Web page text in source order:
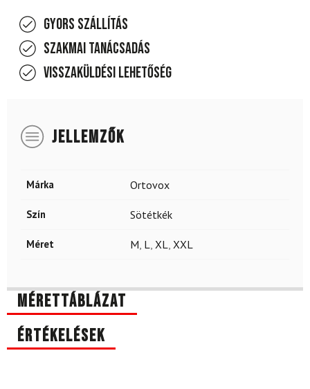
Gyors szállítás
Szakmai tanácsadás
Visszaküldési lehetőség
JELLEMZŐK
Márka Ortovox
Szín Sötétkék
Méret M L XL XXL
Mérettáblázat
Értékelések